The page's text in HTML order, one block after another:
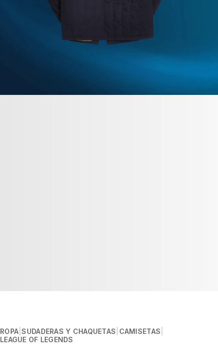
ROPA SUDADERAS Y CHAQUETAS CAMISETAS
LEAGUE OF LEGENDS